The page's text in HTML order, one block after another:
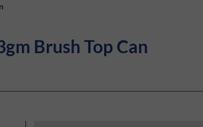
Brush Top Can